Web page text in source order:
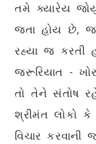
તમે ક્યારેય
જતા હોય છે,
રહ્યા જ કરતી
જરૂરિયાત -
તો તેને સંતોષ
શ્રીમંત લોકો
વિચાર